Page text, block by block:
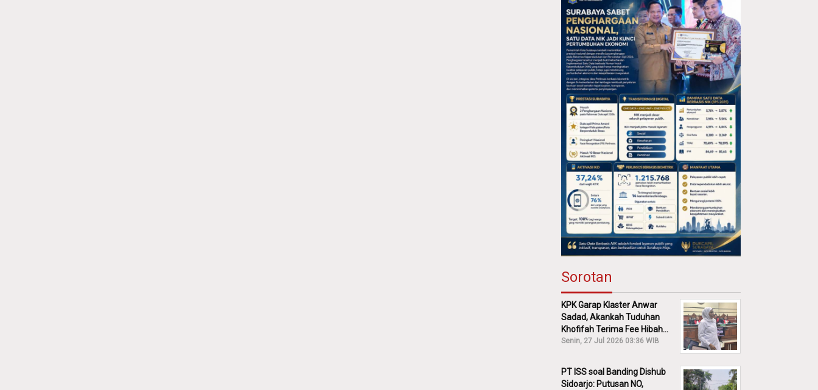
Sorotan
KPK Garap Klaster Anwar
Sadad, Akankah Tuduhan
Khofifah Terima Fee Hibah
30% Diusut?
Senin, 27 Jul 2026 03:36 WIB
PT ISS soal Banding Dishub
Sidoarjo: Putusan NO,